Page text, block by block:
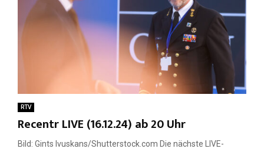
RTV
Recentr LIVE (16.12.24) ab 20 Uhr
Bild: Gints Ivuskans/Shutterstock.com Die nächste LIVE-